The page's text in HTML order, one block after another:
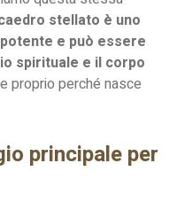
stellato è uno
e può essere
spirituale e il corpo
proprio perché nasce
principale per